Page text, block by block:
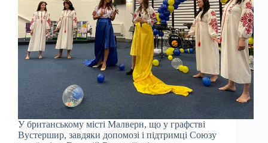
У британському місті Малверн, що у графстві
Вустершир, завдяки допомозі і підтримці Союзу